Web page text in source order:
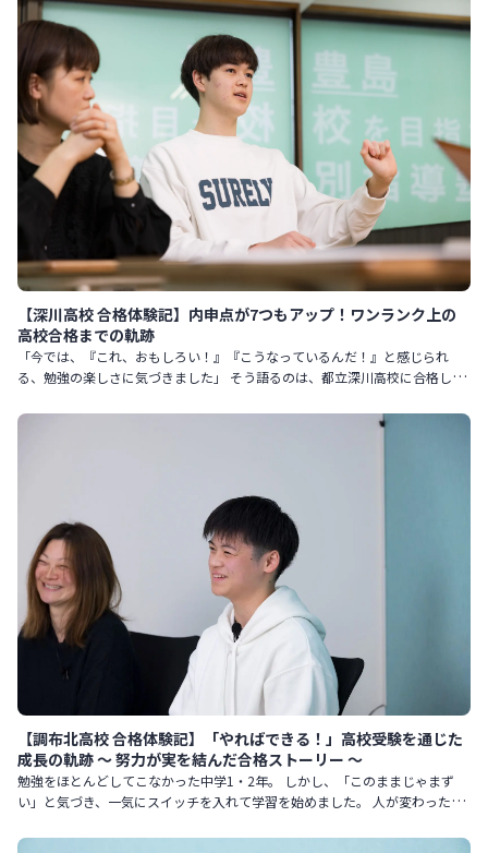
【深川高校 合格体験記】内申点が7つもアップ！ワンランク上の
高校合格までの軌跡
「今では、『これ、おもしろい！』『こうなっているんだ！』と感じられ
る、勉強の楽しさに気づきました」 そう語るのは、都立深川高校に合格した
【調布北高校 合格体験記】「やればできる！」高校受験を通じた
成長の軌跡 〜 努力が実を結んだ合格ストーリー 〜
勉強をほとんどしてこなかった中学1・2年。 しかし、「このままじゃまず
い」と気づき、一気にスイッチを入れて学習を始めました。 人が変わったよ